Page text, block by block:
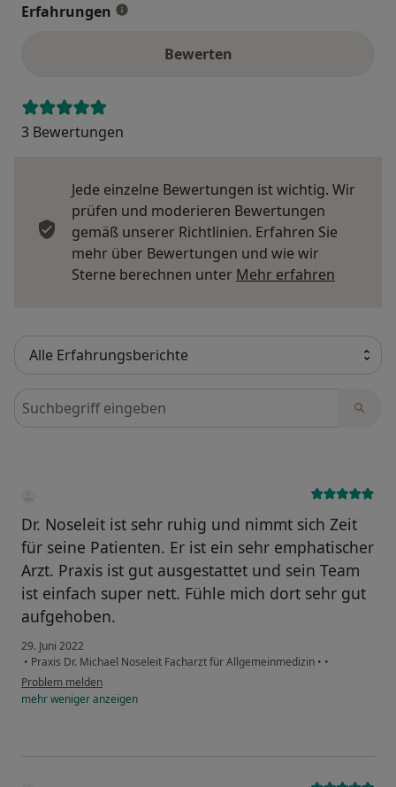
Erfahrungen
Bewerten
3 Bewertungen
Jede einzelne Bewertungen ist wichtig. Wir
prüfen und moderieren Bewertungen
gemäß unserer Richtlinien. Erfahren Sie
mehr über Bewertungen und wie wir
Sterne berechnen unter Mehr erfahren
Bewertungen durchsuchen
Dr. Noseleit ist sehr ruhig und nimmt sich Zeit
für seine Patienten. Er ist ein sehr emphatischer
Arzt. Praxis ist gut ausgestattet und sein Team
ist einfach super nett. Fühle mich dort sehr gut
aufgehoben.
29. Juni 2022
• Praxis Dr. Michael Noseleit Facharzt für Allgemeinmedizin • •
Problem melden
mehrwenigeranzeigen